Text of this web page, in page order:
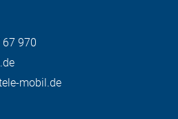
970
mobil.de